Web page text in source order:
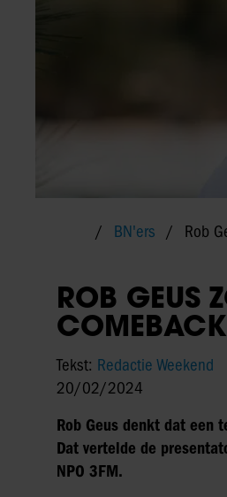
BN'ers Rob
ROB GEUS
Tekst: Redactie Weekend
20/02/2024
Rob Geus denkt dat een
Dat vertelde de
NPO 3FM.